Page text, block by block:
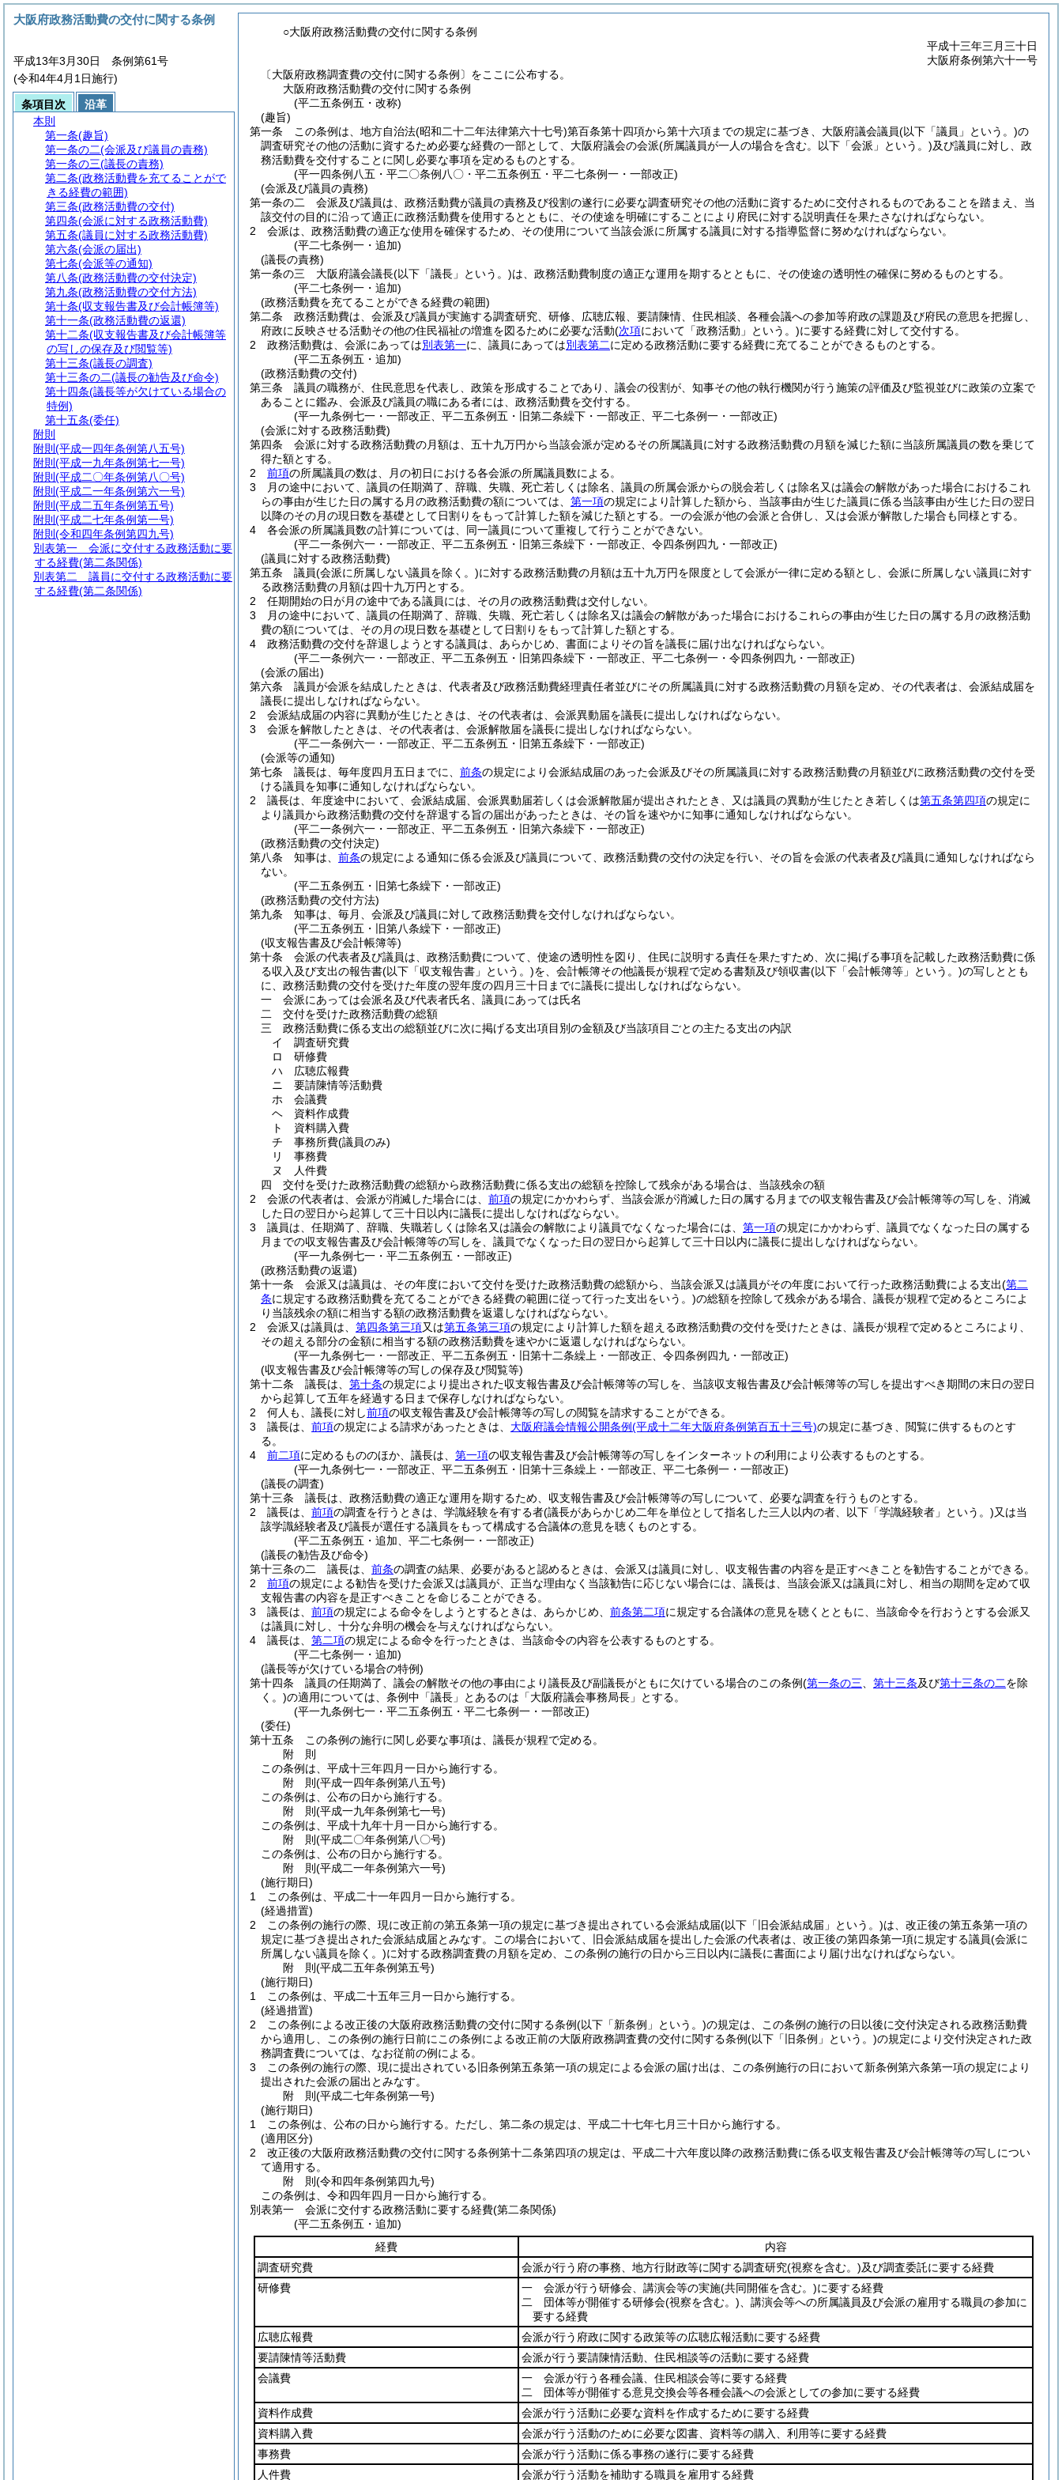
○大阪府政務活動費の交付に関する条例
平成十三年三月三十日
大阪府条例第六十一号
〔大阪府政務調査費の交付に関する条例〕をここに公布する。
大阪府政務活動費の交付に関する条例
(平二五条例五・改称)
(趣旨)
第一条
この条例は、地方自治法(昭和二十二年法律第六十七号)第百条第十四項から第十六項までの規定に基づき、大阪府議会議員(以下「議員」という。)の
調査研究その他の活動に資するため必要な経費の一部として、大阪府議会の会派(所属議員が一人の場合を含む。以下「会派」という。)及び議員に対し、政
務活動費を交付することに関し必要な事項を定めるものとする。
(平一四条例八五・平二〇条例八〇・平二五条例五・平二七条例一・一部改正)
(会派及び議員の責務)
第一条の二
会派及び議員は、政務活動費が議員の責務及び役割の遂行に必要な調査研究その他の活動に資するために交付されるものであることを踏まえ、当
該交付の目的に沿って適正に政務活動費を使用するとともに、その使途を明確にすることにより府民に対する説明責任を果たさなければならない。
2
会派は、政務活動費の適正な使用を確保するため、その使用について当該会派に所属する議員に対する指導監督に努めなければならない。
(平二七条例一・追加)
(議長の責務)
第一条の三
大阪府議会議長(以下「議長」という。)は、政務活動費制度の適正な運用を期するとともに、その使途の透明性の確保に努めるものとする。
(平二七条例一・追加)
(政務活動費を充てることができる経費の範囲)
第二条
政務活動費は、会派及び議員が実施する調査研究、研修、広聴広報、要請陳情、住民相談、各種会議への参加等府政の課題及び府民の意思を把握し、
府政に反映させる活動その他の住民福祉の増進を図るために必要な活動(次項において「政務活動」という。)に要する経費に対して交付する。
2
政務活動費は、会派にあっては別表第一に、議員にあっては別表第二に定める政務活動に要する経費に充てることができるものとする。
(平二五条例五・追加)
(政務活動費の交付)
第三条
議員の職務が、住民意思を代表し、政策を形成することであり、議会の役割が、知事その他の執行機関が行う施策の評価及び監視並びに政策の立案で
あることに鑑み、会派及び議員の職にある者には、政務活動費を交付する。
(平一九条例七一・一部改正、平二五条例五・旧第二条繰下・一部改正、平二七条例一・一部改正)
(会派に対する政務活動費)
第四条
会派に対する政務活動費の月額は、五十九万円から当該会派が定めるその所属議員に対する政務活動費の月額を減じた額に当該所属議員の数を乗じて
得た額とする。
2
前項の所属議員の数は、月の初日における各会派の所属議員数による。
3
月の途中において、議員の任期満了、辞職、失職、死亡若しくは除名、議員の所属会派からの脱会若しくは除名又は議会の解散があった場合におけるこれ
らの事由が生じた日の属する月の政務活動費の額については、 第一項の規定により計算した額から、当該事由が生じた議員に係る当該事由が生じた日の翌日
以降のその月の現日数を基礎として日割りをもって計算した額を減じた額とする。 一の会派が他の会派と合併し、又は会派が解散した場合も同様とする。
4
各会派の所属議員数の計算については、同一議員について重複して行うことができない。
(平二一条例六一・一部改正、平二五条例五・旧第三条繰下・一部改正、令四条例四九・一部改正)
(議員に対する政務活動費)
第五条
議員(会派に所属しない議員を除く。)に対する政務活動費の月額は五十九万円を限度として会派が一律に定める額とし、会派に所属しない議員に対す
る政務活動費の月額は四十九万円とする。
2
任期開始の日が月の途中である議員には、その月の政務活動費は交付しない。
3
月の途中において、議員の任期満了、辞職、失職、死亡若しくは除名又は議会の解散があった場合におけるこれらの事由が生じた日の属する月の政務活動
費の額については、その月の現日数を基礎として日割りをもって計算した額とする。
4
政務活動費の交付を辞退しようとする議員は、あらかじめ、書面によりその旨を議長に届け出なければならない。
(平二一条例六一・一部改正、平二五条例五・旧第四条繰下・一部改正、平二七条例一・令四条例四九・一部改正)
(会派の届出)
第六条
議員が会派を結成したときは、代表者及び政務活動費経理責任者並びにその所属議員に対する政務活動費の月額を定め、その代表者は、会派結成届を
議長に提出しなければならない。
2
会派結成届の内容に異動が生じたときは、その代表者は、会派異動届を議長に提出しなければならない。
3
会派を解散したときは、その代表者は、会派解散届を議長に提出しなければならない。
(平二一条例六一・一部改正、平二五条例五・旧第五条繰下・一部改正)
(会派等の通知)
第七条
議長は、毎年度四月五日までに、 前条の規定により会派結成届のあった会派及びその所属議員に対する政務活動費の月額並びに政務活動費の交付を受
ける議員を知事に通知しなければならない。
2
議長は、年度途中において、会派結成届、会派異動届若しくは会派解散届が提出されたとき、又は議員の異動が生じたとき若しくは第五条第四項の規定に
より議員から政務活動費の交付を辞退する旨の届出があったときは、その旨を速やかに知事に通知しなければならない。
(平二一条例六一・一部改正、平二五条例五・旧第六条繰下・一部改正)
(政務活動費の交付決定)
第八条
知事は、 前条の規定による通知に係る会派及び議員について、政務活動費の交付の決定を行い、その旨を会派の代表者及び議員に通知しなければなら
ない。
(平二五条例五・旧第七条繰下・一部改正)
(政務活動費の交付方法)
第九条
知事は、毎月、会派及び議員に対して政務活動費を交付しなければならない。
(平二五条例五・旧第八条繰下・一部改正)
(収支報告書及び会計帳簿等)
第十条
会派の代表者及び議員は、政務活動費について、使途の透明性を図り、住民に説明する責任を果たすため、次に掲げる事項を記載した政務活動費に係
る収入及び支出の報告書(以下「収支報告書」という。)を、会計帳簿その他議長が規程で定める書類及び領収書(以下「会計帳簿等」という。)の写しととも
に、政務活動費の交付を受けた年度の翌年度の四月三十日までに議長に提出しなければならない。
一
会派にあっては会派名及び代表者氏名、議員にあっては氏名
二
交付を受けた政務活動費の総額
三
政務活動費に係る支出の総額並びに次に掲げる支出項目別の金額及び当該項目ごとの主たる支出の内訳
イ
調査研究費
ロ
研修費
ハ
広聴広報費
ニ
要請陳情等活動費
ホ
会議費
ヘ
資料作成費
ト
資料購入費
チ
事務所費(議員のみ)
リ
事務費
ヌ
人件費
四
交付を受けた政務活動費の総額から政務活動費に係る支出の総額を控除して残余がある場合は、当該残余の額
2
会派の代表者は、会派が消滅した場合には、 前項の規定にかかわらず、当該会派が消滅した日の属する月までの収支報告書及び会計帳簿等の写しを、消滅
した日の翌日から起算して三十日以内に議長に提出しなければならない。
3
議員は、任期満了、辞職、失職若しくは除名又は議会の解散により議員でなくなった場合には、 第一項の規定にかかわらず、議員でなくなった日の属する
月までの収支報告書及び会計帳簿等の写しを、議員でなくなった日の翌日から起算して三十日以内に議長に提出しなければならない。
(平一九条例七一・平二五条例五・一部改正)
(政務活動費の返還)
第十一条
会派又は議員は、その年度において交付を受けた政務活動費の総額から、当該会派又は議員がその年度において行った政務活動費による支出(第二
条に規定する政務活動費を充てることができる経費の範囲に従って行った支出をいう。)の総額を控除して残余がある場合、議長が規程で定めるところによ
り当該残余の額に相当する額の政務活動費を返還しなければならない。
2
会派又は議員は、 第四条第三項又は第五条第三項の規定により計算した額を超える政務活動費の交付を受けたときは、議長が規程で定めるところにより、
その超える部分の金額に相当する額の政務活動費を速やかに返還しなければならない。
(平一九条例七一・一部改正、平二五条例五・旧第十二条繰上・一部改正、令四条例四九・一部改正)
(収支報告書及び会計帳簿等の写しの保存及び閲覧等)
第十二条
議長は、 第十条の規定により提出された収支報告書及び会計帳簿等の写しを、当該収支報告書及び会計帳簿等の写しを提出すべき期間の末日の翌日
から起算して五年を経過する日まで保存しなければならない。
2
何人も、議長に対し前項の収支報告書及び会計帳簿等の写しの閲覧を請求することができる。
3
議長は、 前項の規定による請求があったときは、 大阪府議会情報公開条例(平成十二年大阪府条例第百五十三号)の規定に基づき、閲覧に供するものとす
る。
4
前二項に定めるもののほか、議長は、 第一項の収支報告書及び会計帳簿等の写しをインターネットの利用により公表するものとする。
(平一九条例七一・一部改正、平二五条例五・旧第十三条繰上・一部改正、平二七条例一・一部改正)
(議長の調査)
第十三条
議長は、政務活動費の適正な運用を期するため、収支報告書及び会計帳簿等の写しについて、必要な調査を行うものとする。
2
議長は、 前項の調査を行うときは、学識経験を有する者(議長があらかじめ二年を単位として指名した三人以内の者、以下「学識経験者」という。)又は当
該学識経験者及び議長が選任する議員をもって構成する合議体の意見を聴くものとする。
(平二五条例五・追加、平二七条例一・一部改正)
(議長の勧告及び命令)
第十三条の二
議長は、 前条の調査の結果、必要があると認めるときは、会派又は議員に対し、収支報告書の内容を是正すべきことを勧告することができる。
2
前項の規定による勧告を受けた会派又は議員が、正当な理由なく当該勧告に応じない場合には、議長は、当該会派又は議員に対し、相当の期間を定めて収
支報告書の内容を是正すべきことを命じることができる。
3
議長は、 前項の規定による命令をしようとするときは、あらかじめ、 前条第二項に規定する合議体の意見を聴くとともに、当該命令を行おうとする会派又
は議員に対し、十分な弁明の機会を与えなければならない。
4
議長は、 第二項の規定による命令を行ったときは、当該命令の内容を公表するものとする。
(平二七条例一・追加)
(議長等が欠けている場合の特例)
第十四条
議員の任期満了、議会の解散その他の事由により議長及び副議長がともに欠けている場合のこの条例(第一条の三 第十三条及び第十三条の二を除
く。)の適用については、条例中「議長」とあるのは「大阪府議会事務局長」とする。
(平一九条例七一・平二五条例五・平二七条例一・一部改正)
(委任)
第十五条
この条例の施行に関し必要な事項は、議長が規程で定める。
附 則
この条例は、平成十三年四月一日から施行する。
附 則(平成一四年条例第八五号)
この条例は、公布の日から施行する。
附 則(平成一九年条例第七一号)
この条例は、平成十九年十月一日から施行する。
附 則(平成二〇年条例第八〇号)
この条例は、公布の日から施行する。
附 則(平成二一年条例第六一号)
(施行期日)
1
この条例は、平成二十一年四月一日から施行する。
(経過措置)
2
この条例の施行の際、現に改正前の第五条第一項の規定に基づき提出されている会派結成届(以下「旧会派結成届」という。)は、改正後の第五条第一項の
規定に基づき提出された会派結成届とみなす。
この場合において、旧会派結成届を提出した会派の代表者は、改正後の第四条第一項に規定する議員(会派に
所属しない議員を除く。)に対する政務調査費の月額を定め、この条例の施行の日から三日以内に議長に書面により届け出なければならない。
附 則(平成二五年条例第五号)
(施行期日)
1
この条例は、平成二十五年三月一日から施行する。
(経過措置)
2
この条例による改正後の大阪府政務活動費の交付に関する条例(以下「新条例」という。)の規定は、この条例の施行の日以後に交付決定される政務活動費
から適用し、この条例の施行日前にこの条例による改正前の大阪府政務調査費の交付に関する条例(以下「旧条例」という。)の規定により交付決定された政
務調査費については、なお従前の例による。
3
この条例の施行の際、現に提出されている旧条例第五条第一項の規定による会派の届け出は、この条例施行の日において新条例第六条第一項の規定により
提出された会派の届出とみなす。
附 則(平成二七年条例第一号)
(施行期日)
1
この条例は、公布の日から施行する。 ただし、第二条の規定は、平成二十七年七月三十日から施行する。
(適用区分)
2
改正後の大阪府政務活動費の交付に関する条例第十二条第四項の規定は、平成二十六年度以降の政務活動費に係る収支報告書及び会計帳簿等の写しについ
て適用する。
附 則(令和四年条例第四九号)
この条例は、令和四年四月一日から施行する。
別表第一 会派に交付する政務活動に要する経費(第二条関係)
(平二五条例五・追加)
経費
内容
調査研究費
会派が行う府の事務、地方行財政等に関する調査研究(視察を含む。)及び調査委託に要する経費
研修費
一 会派が行う研修会、講演会等の実施(共同開催を含む。)に要する経費
二 団体等が開催する研修会(視察を含む。) 、講演会等への所属議員及び会派の雇用する職員の参加に
要する経費
広聴広報費
会派が行う府政に関する政策等の広聴広報活動に要する経費
要請陳情等活動費
会派が行う要請陳情活動、住民相談等の活動に要する経費
会議費
一 会派が行う各種会議、住民相談会等に要する経費
二 団体等が開催する意見交換会等各種会議への会派としての参加に要する経費
資料作成費
会派が行う活動に必要な資料を作成するために要する経費
資料購入費
会派が行う活動のために必要な図書、資料等の購入、利用等に要する経費
事務費
会派が行う活動に係る事務の遂行に要する経費
人件費
会派が行う活動を補助する職員を雇用する経費
大阪府政務活動費の交付に関する条例
平成13年3月30日 条例第61号
(令和4年4月1日施行)
条項目次
沿革
本則
第一条(趣旨)
第一条の二(会派及び議員の責務)
第一条の三(議長の責務)
第二条(政務活動費を充てることがで
きる経費の範囲)
第三条(政務活動費の交付)
第四条(会派に対する政務活動費)
第五条(議員に対する政務活動費)
第六条(会派の届出)
第七条(会派等の通知)
第八条(政務活動費の交付決定)
第九条(政務活動費の交付方法)
第十条(収支報告書及び会計帳簿等)
第十一条(政務活動費の返還)
第十二条(収支報告書及び会計帳簿等
の写しの保存及び閲覧等)
第十三条(議長の調査)
第十三条の二(議長の勧告及び命令)
第十四条(議長等が欠けている場合の
特例)
第十五条(委任)
附則
附則 (平成一四年条例第八五号)
附則 (平成一九年条例第七一号)
附則 (平成二〇年条例第八〇号)
附則 (平成二一年条例第六一号)
附則 (平成二五年条例第五号)
附則 (平成二七年条例第一号)
附則 (令和四年条例第四九号)
別表第一 会派に交付する政務活動に要
する経費(第二条関係)
別表第二
議員に交付する政務活動に要
する経費(第二条関係)